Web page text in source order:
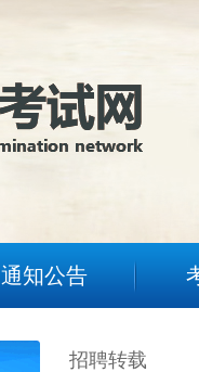
通知公告
招聘转载